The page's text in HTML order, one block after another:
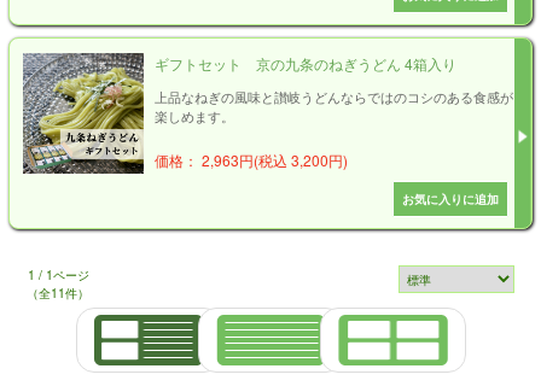
ギフトセット 京の九条のねぎうどん 4箱入り
上品なねぎの風味と讃岐うどんならではのコシのある食感が
楽しめます。
価格： 2,963円(税込 3,200円)
1 / 1ページ
（全11件）